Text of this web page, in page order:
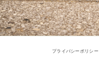
プライバシーポリシー